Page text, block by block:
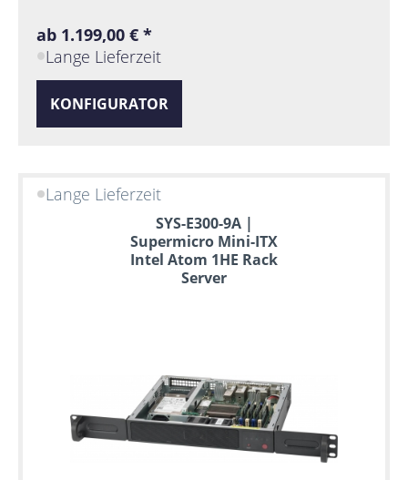
ab 1.199,00 € *
Lange Lieferzeit
KONFIGURATOR
Lange Lieferzeit
SYS-E300-9A |
Supermicro Mini-ITX
Intel Atom 1HE Rack
Server